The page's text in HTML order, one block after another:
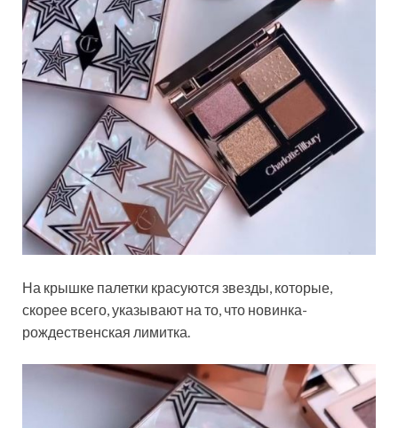
На крышке палетки красуются звезды, которые,
скорее всего, указывают на то, что новинка-
рождественская лимитка.